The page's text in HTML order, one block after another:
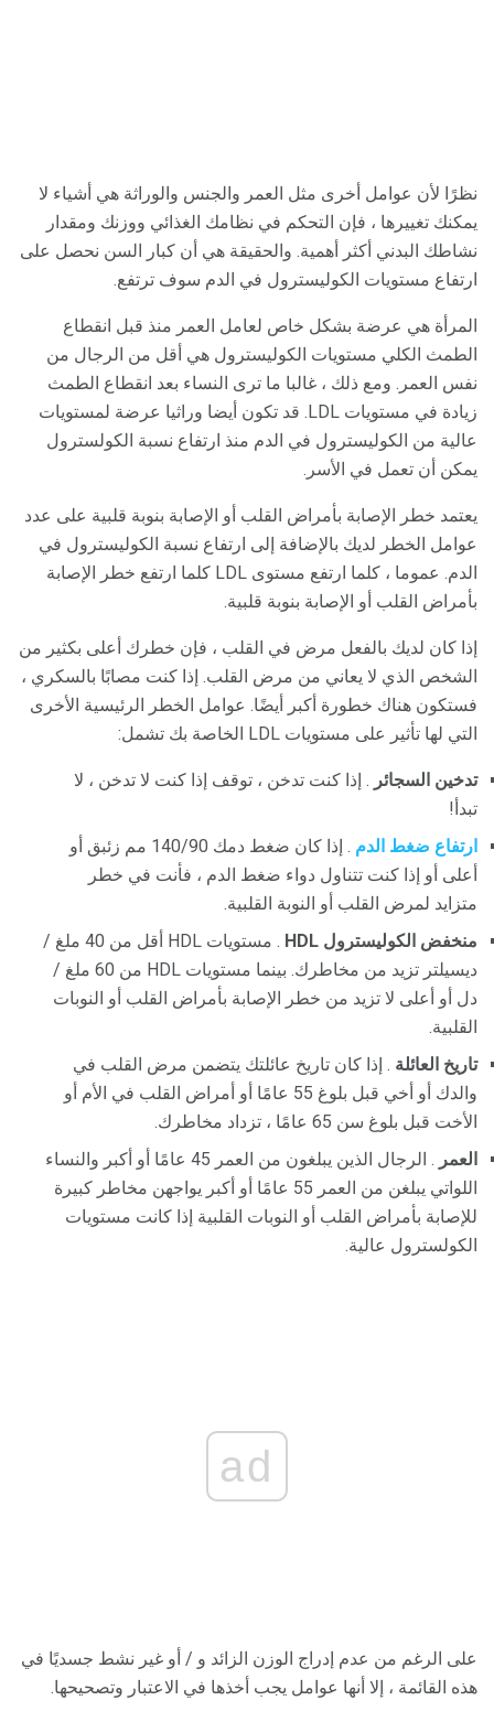
نظرًا لأن عوامل أخرى مثل العمر والجنس والوراثة هي أشياء لا
يمكنك تغييرها ، فإن التحكم في نظامك الغذائي ووزنك ومقدار
نشاطك البدني أكثر أهمية. والحقيقة هي أن كبار السن نحصل على
ارتفاع مستويات الكوليسترول في الدم سوف ترتفع.
المرأة هي عرضة بشكل خاص لعامل العمر منذ قبل انقطاع
الطمث الكلي مستويات الكوليسترول هي أقل من الرجال من
نفس العمر. ومع ذلك ، غالبا ما ترى النساء بعد انقطاع الطمث
زيادة في مستويات LDL. قد تكون أيضا وراثيا عرضة لمستويات
عالية من الكوليسترول في الدم منذ ارتفاع نسبة الكولسترول
يمكن أن تعمل في الأسر.
يعتمد خطر الإصابة بأمراض القلب أو الإصابة بنوبة قلبية على عدد
عوامل الخطر لديك بالإضافة إلى ارتفاع نسبة الكوليسترول في
الدم. عموما ، كلما ارتفع مستوى LDL كلما ارتفع خطر الإصابة
بأمراض القلب أو الإصابة بنوبة قلبية.
إذا كان لديك بالفعل مرض في القلب ، فإن خطرك أعلى بكثير من
الشخص الذي لا يعاني من مرض القلب. إذا كنت مصابًا بالسكري ،
فستكون هناك خطورة أكبر أيضًا. عوامل الخطر الرئيسية الأخرى
التي لها تأثير على مستويات LDL الخاصة بك تشمل:
تدخين السجائر . إذا كنت تدخن ، توقف إذا كنت لا تدخن ، لا
تبدأ!
ارتفاع ضغط الدم
. إذا كان ضغط دمك 140/90 مم زئبق أو
أعلى أو إذا كنت تتناول دواء ضغط الدم ، فأنت في خطر
متزايد لمرض القلب أو النوبة القلبية.
منخفض الكوليسترول HDL
. مستويات HDL أقل من 40 ملغ /
ديسيلتر تزيد من مخاطرك. بينما مستويات HDL من 60 ملغ /
دل أو أعلى لا تزيد من خطر الإصابة بأمراض القلب أو النوبات
القلبية.
تاريخ العائلة . إذا كان تاريخ عائلتك يتضمن مرض القلب في
والدك أو أخي قبل بلوغ 55 عامًا أو أمراض القلب في الأم أو
الأخت قبل بلوغ سن 65 عامًا ، تزداد مخاطرك.
العمر
. الرجال الذين يبلغون من العمر 45 عامًا أو أكبر والنساء
اللواتي يبلغن من العمر 55 عامًا أو أكبر يواجهن مخاطر كبيرة
للإصابة بأمراض القلب أو النوبات القلبية إذا كانت مستويات
الكولسترول عالية.
ad
على الرغم من عدم إدراج الوزن الزائد و / أو غير نشط جسديًا في
هذه القائمة ، إلا أنها عوامل يجب أخذها في الاعتبار وتصحيحها.